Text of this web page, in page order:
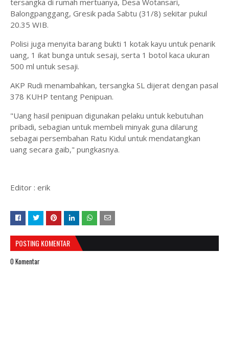
tersangka di rumah mertuanya, Desa Wotansari,
Balongpanggang, Gresik pada Sabtu (31/8) sekitar pukul
20.35 WIB.
Polisi juga menyita barang bukti 1 kotak kayu untuk penarik
uang, 1 ikat bunga untuk sesaji, serta 1 botol kaca ukuran
500 ml untuk sesaji.
AKP Rudi menambahkan, tersangka SL dijerat dengan pasal
378 KUHP tentang Penipuan.
"Uang hasil penipuan digunakan pelaku untuk kebutuhan
pribadi, sebagian untuk membeli minyak guna dilarung
sebagai persembahan Ratu Kidul untuk mendatangkan
uang secara gaib," pungkasnya.
Editor : erik
POSTING KOMENTAR
0 Komentar